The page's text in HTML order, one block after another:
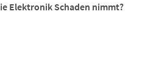
Elektronik Schaden nimmt?